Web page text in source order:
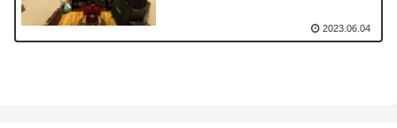
2023.06.04